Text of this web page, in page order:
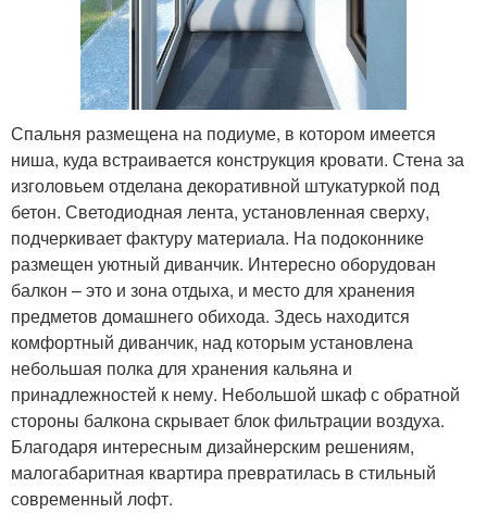
Спальня размещена на подиуме, в котором имеется
ниша, куда встраивается конструкция кровати. Стена за
изголовьем отделана декоративной штукатуркой под
бетон. Светодиодная лента, установленная сверху,
подчеркивает фактуру материала. На подоконнике
размещен уютный диванчик. Интересно оборудован
балкон – это и зона отдыха, и место для хранения
предметов домашнего обихода. Здесь находится
комфортный диванчик, над которым установлена
небольшая полка для хранения кальяна и
принадлежностей к нему. Небольшой шкаф с обратной
стороны балкона скрывает блок фильтрации воздуха.
Благодаря интересным дизайнерским решениям,
малогабаритная квартира превратилась в стильный
современный лофт.